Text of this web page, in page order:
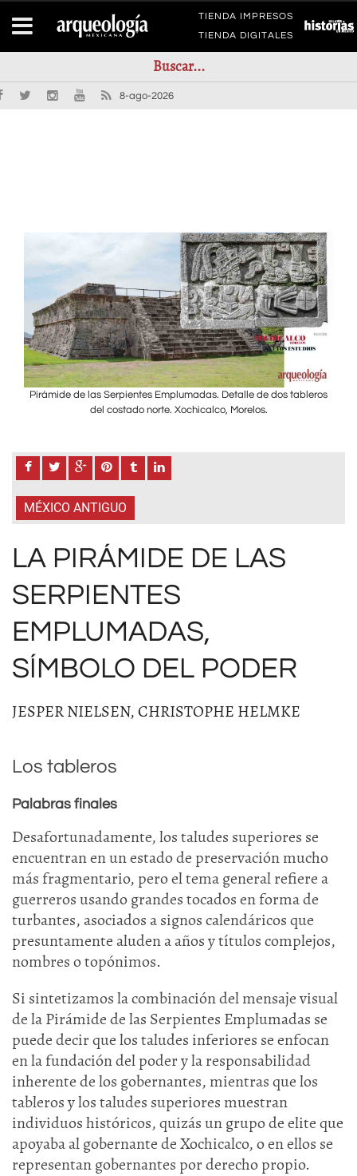
TIENDA IMPRESOS
TIENDA DIGITALES
8-ago-2026
Pirámide de las Serpientes Emplumadas. Detalle de dos tableros
del costado norte. Xochicalco, Morelos.
MÉXICO ANTIGUO
LA PIRÁMIDE DE LAS
SERPIENTES
EMPLUMADAS,
SÍMBOLO DEL PODER
JESPER NIELSEN, CHRISTOPHE HELMKE
Los tableros
Palabras finales
Desafortunadamente, los taludes superiores se
encuentran en un estado de preservación mucho
más fragmentario, pero el tema general refiere a
guerreros usando grandes tocados en forma de
turbantes, asociados a signos calendáricos que
presuntamente aluden a años y títulos complejos,
nombres o topónimos.
Si sintetizamos la combinación del mensaje visual
de la Pirámide de las Serpientes Emplumadas se
puede decir que los taludes inferiores se enfocan
en la fundación del poder y la responsabilidad
inherente de los gobernantes, mientras que los
tableros y los taludes superiores muestran
individuos históricos, quizás un grupo de elite que
apoyaba al gobernante de Xochicalco, o en ellos se
representan gobernantes por derecho propio.